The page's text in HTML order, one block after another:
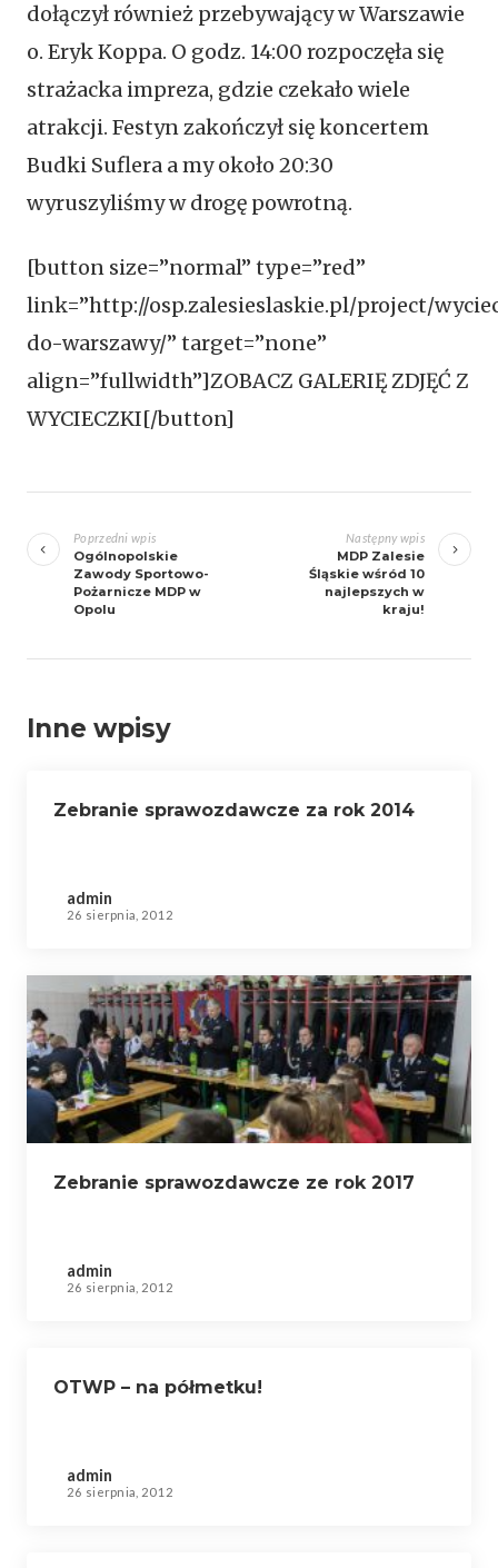
dołączył również przebywający w Warszawie
o. Eryk Koppa. O godz. 14:00 rozpoczęła się
strażacka impreza, gdzie czekało wiele
atrakcji. Festyn zakończył się koncertem
Budki Suflera a my około 20:30
wyruszyliśmy w drogę powrotną.
[button size=”normal” type=”red”
link=”http://osp.zalesieslaskie.pl/project/
do-warszawy/” target=”none”
align=”fullwidth”]ZOBACZ GALERIĘ ZDJĘĆ Z
WYCIECZKI[/button]
wpisyPoprzedni wpis
Ogólnopolskie
Zawody Sportowo-
Pożarnicze MDP w
Opolu
Następny wpis
MDP Zalesie
Śląskie wśród 10
najlepszych w
kraju!
Inne wpisy
Zebranie sprawozdawcze za rok 2014
admin
26 sierpnia, 2012
Zebranie sprawozdawcze ze rok 2017
admin
26 sierpnia, 2012
OTWP – na półmetku!
admin
26 sierpnia, 2012